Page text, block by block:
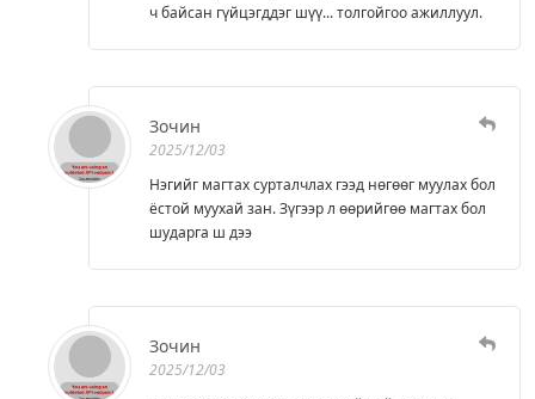
ч байсан гүйцэгддэг шүү... толгойгоо ажиллуул.
Зочин
2025/12/03
Нэгийг магтах сурталчлах гээд нөгөөг муулах бол
ёстой муухай зан. Зүгээр л өөрийгөө магтах бол
шударга ш дээ
Зочин
2025/12/03